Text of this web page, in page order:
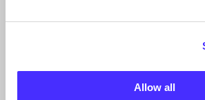
Allow all